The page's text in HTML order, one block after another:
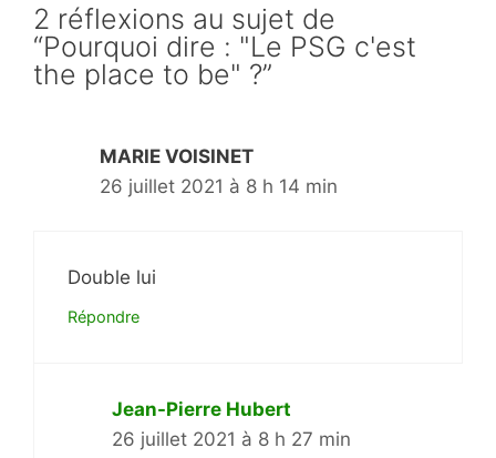
2 réflexions au sujet de
“Pourquoi dire : "Le PSG c'est
the place to be" ?”
MARIE VOISINET
26 juillet 2021 à 8 h 14 min
Double lui
Répondre
Jean-Pierre Hubert
26 juillet 2021 à 8 h 27 min